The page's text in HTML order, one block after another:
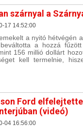
szárnyal a
17 14:52:00
a nyitó hétvégén
a hozzá
156 millió dollárt
kell termelnie,
Ford
(videó)
04 16:56:00